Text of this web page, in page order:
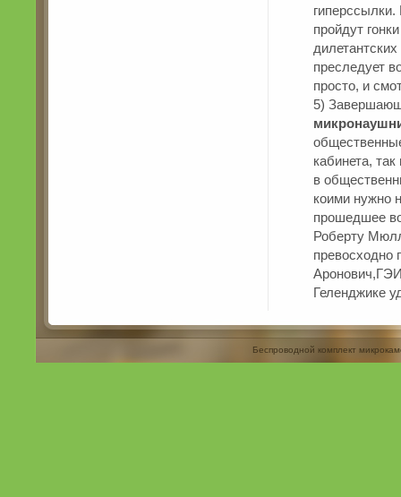
пройдут
преследует
просто, и
5)
кабинета,
в
коими нужно
прошедшее
Роберту
превосходно
Геленджике
Беспроводной комплект